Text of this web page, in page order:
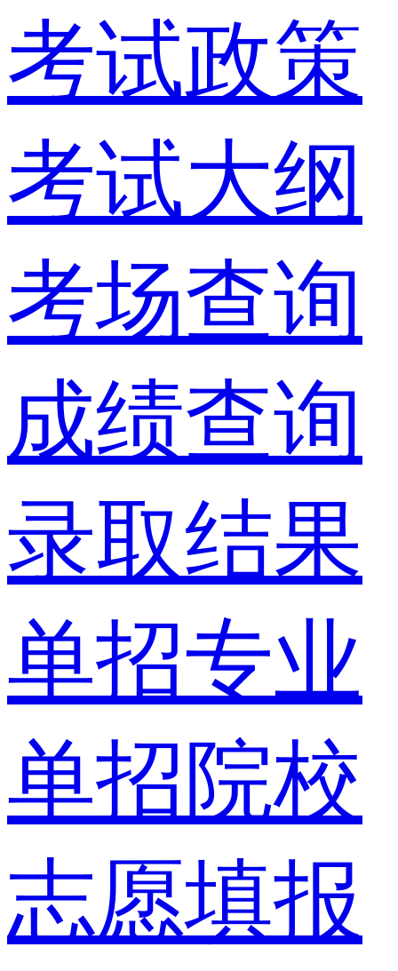
考试政策
考试大纲
考场查询
成绩查询
录取结果
单招专业
单招院校
志愿填报